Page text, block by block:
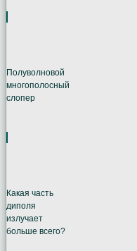
Полуволновой
многополосный
слопер
Какая часть
диполя
излучает
больше всего?